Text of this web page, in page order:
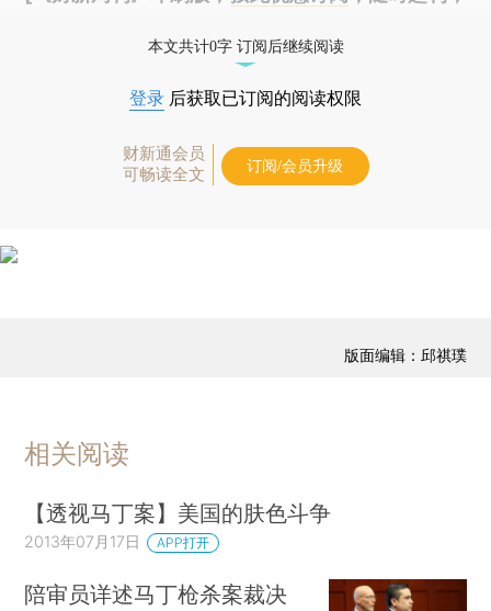
本文共计0字 订阅后继续阅读
登录 后获取已订阅的阅读权限
财新通会员
可畅读全文
订阅/会员升级
版面编辑：邱祺璞
相关阅读
【透视马丁案】美国的肤色斗争
2013年07月17日 APP打开
陪审员详述马丁枪杀案裁决